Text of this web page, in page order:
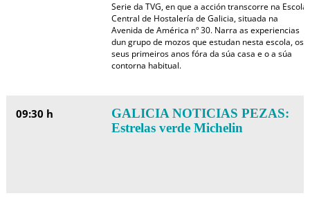
Serie da TVG, en que a acción transcorre na Escola
Central de Hostalería de Galicia, situada na
Avenida de América nº 30. Narra as experiencias
dun grupo de mozos que estudan nesta escola, os
seus primeiros anos fóra da súa casa e o a súa
contorna habitual.
09:30 h
GALICIA NOTICIAS PEZAS:
Estrelas verde Michelin